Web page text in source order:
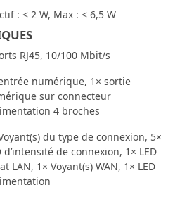
: < 2 W, Max : < 6,5 W
RJ45, 10/100 Mbit/s
numérique, 1× sortie
sur connecteur
4 broches
du type de connexion, 5×
d’intensité de connexion, 1× LED
LAN, 1× Voyant(s) WAN, 1× LED